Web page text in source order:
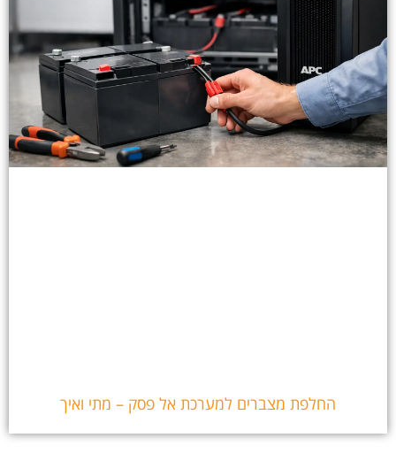
החלפת מצברים למערכת אל פסק – מתי ואיך